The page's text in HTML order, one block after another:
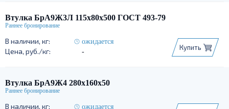
Втулка БрА9Ж3Л 115х80х500 ГОСТ 493-79
ожидается
-
Купить
Втулка БрА9Ж4 280х160х50
ожидается